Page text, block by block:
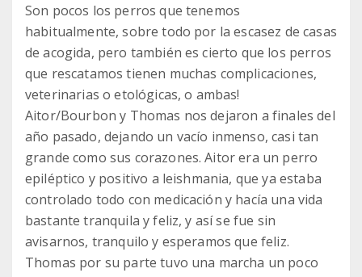
Son pocos los perros que tenemos
habitualmente, sobre todo por la escasez de casas
de acogida, pero también es cierto que los perros
que rescatamos tienen muchas complicaciones,
veterinarias o etológicas, o ambas!
Aitor/Bourbon y Thomas nos dejaron a finales del
año pasado, dejando un vacío inmenso, casi tan
grande como sus corazones. Aitor era un perro
epiléptico y positivo a leishmania, que ya estaba
controlado todo con medicación y hacía una vida
bastante tranquila y feliz, y así se fue sin
avisarnos, tranquilo y esperamos que feliz.
Thomas por su parte tuvo una marcha un poco